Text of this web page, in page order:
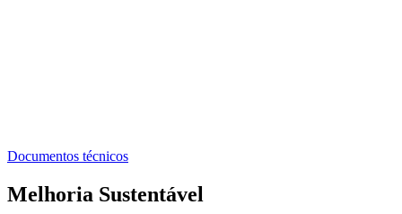
Documentos técnicos
Melhoria Sustentável